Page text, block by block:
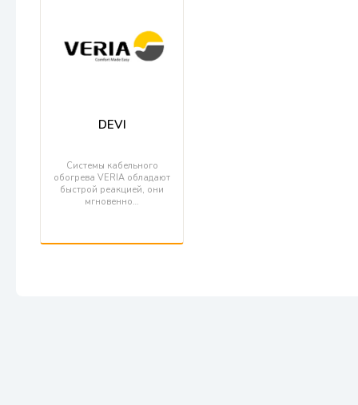
DEVI
Системы кабельного
обогрева VERIA обладают
быстрой реакцией, они
мгновенно…